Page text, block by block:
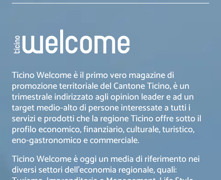
Ticino Welcome è il primo vero magazine di
promozione territoriale del Cantone Ticino, è un
trimestrale indirizzato agli opinion leader e ad un
target medio-alto di persone interessate a tutti i
servizi e prodotti che la regione Ticino offre sotto il
profilo economico, finanziario, culturale, turistico,
eno-gastronomico e commerciale.
Ticino Welcome è oggi un media di riferimento nei
diversi settori dell’economia regionale, quali: